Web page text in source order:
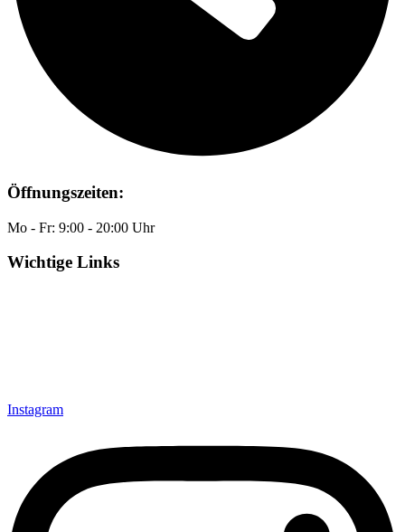
Öffnungszeiten:
Mo - Fr: 9:00 - 20:00 Uhr
Wichtige Links
Instagram